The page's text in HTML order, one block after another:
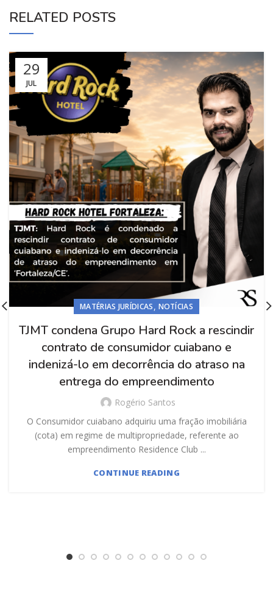
RELATED POSTS
29
JUL
MATÉRIAS JURÍDICAS, NOTÍCIAS
TJMT condena Grupo Hard Rock a rescindir
contrato de consumidor cuiabano e
indenizá-lo em decorrência do atraso na
entrega do empreendimento
Rogério Santos
O Consumidor cuiabano adquiriu uma fração imobiliária
(cota) em regime de multipropriedade, referente ao
empreendimento Residence Club ...
CONTINUE READING